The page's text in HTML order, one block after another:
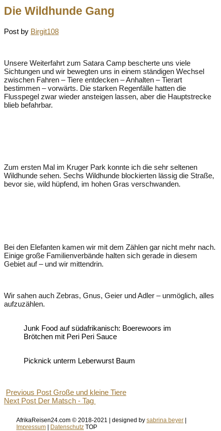
Die Wildhunde Gang
Post by Birgit108
Unsere Weiterfahrt zum Satara Camp bescherte uns viele
Sichtungen und wir bewegten uns in einem ständigen Wechsel
zwischen Fahren – Tiere entdecken – Anhalten – Tierart
bestimmen – vorwärts. Die starken Regenfälle hatten die
Flusspegel zwar wieder ansteigen lassen, aber die Hauptstrecke
blieb befahrbar.
Zum ersten Mal im Kruger Park konnte ich die sehr seltenen
Wildhunde sehen. Sechs Wildhunde blockierten lässig die Straße,
bevor sie, wild hüpfend, im hohen Gras verschwanden.
Bei den Elefanten kamen wir mit dem Zählen gar nicht mehr nach.
Einige große Familienverbände halten sich gerade in diesem
Gebiet auf – und wir mittendrin.
Wir sahen auch Zebras, Gnus, Geier und Adler – unmöglich, alles
aufzuzählen.
Junk Food auf südafrikanisch: Boerewoors im
Brötchen mit Peri Peri Sauce
Picknick unterm Leberwurst Baum
Previous Post Große und kleine Tiere
Next Post Der Matsch - Tag
AfrikaReisen24.com © 2018-2021 | designed by sabrina beyer |
Impressum | Datenschutz TOP